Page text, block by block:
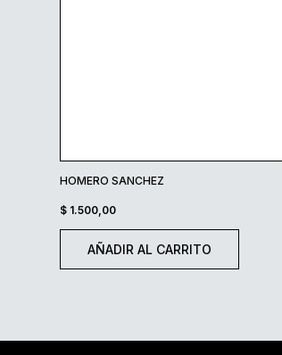
HOMERO SANCHEZ
$ 1.500,00
AÑADIR AL CARRITO